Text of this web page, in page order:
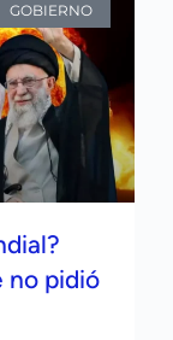
GOBIERNO
no pidió